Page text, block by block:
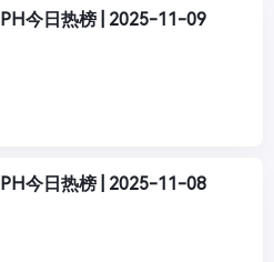
PH今日热榜 | 2025-11-09
PH今日热榜 | 2025-11-08